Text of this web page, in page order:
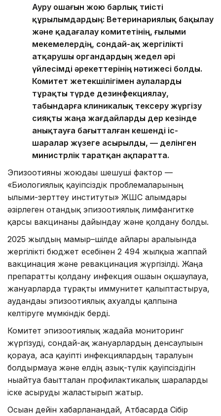
Ауру ошағын жою барлық тиісті
құрылымдардың: Ветеринариялық бақылау
және қадағалау комитетінің, ғылыми
мекемелердің, сондай-ақ жергілікті
атқарушы органдардың жедел әрі
үйлесімді әрекеттерінің нәтижесі болды.
Комитет жетекшілігімен аулаларды
тұрақты түрде дезинфекциялау,
табындарға клиникалық тексеру жүргізу
сияқты жаңа жағдайларды дер кезінде
анықтауға бағытталған кешенді іс-
шаралар жүзеге асырылды, — делінген
министрлік таратқан ақпаратта.
Эпизоотияны жоюдағы шешуші фактор —
«Биологиялық қауіпсіздік проблемаларының
ғылыми-зерттеу институты» ЖШС ғалымдары
әзірлеген отандық эпизоотиялық лимфангитке
қарсы вакцинаны дайындау және қолдану болды.
2025 жылдың мамыр–шілде айлары аралығында
жергілікті бюджет есебінен 2 494 жылқыға жаппай
вакцинация және ревакцинация жүргізілді. Жаңа
препаратты қолдану инфекция ошағын оқшаулауға,
жануарларда тұрақты иммунитет қалыптастыруға,
аудандағы эпизоотиялық ахуалды қалпына
келтіруге мүмкіндік берді.
Комитет эпизоотиялық жағдайға мониторинг
жүргізуді, сондай-ақ жануарлардың денсаулығын
қорғауға, аса қауіпті инфекциялардың таралуын
болдырмауға және елдің азық-түлік қауіпсіздігін
нығайтуға бағытталған профилактикалық шараларды
іске асыруды жалғастырып жатыр.
Осыған дейін хабарланғандай, Атбасарда Сібір